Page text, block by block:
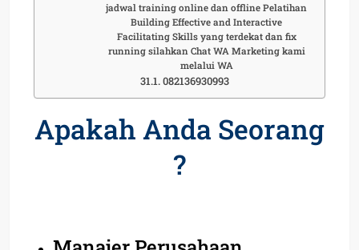
jadwal training online dan offline Pelatihan
Building Effective and Interactive
Facilitating Skills yang terdekat dan fix
running silahkan Chat WA Marketing kami
melalui WA
082136930993
Apakah Anda Seorang
?